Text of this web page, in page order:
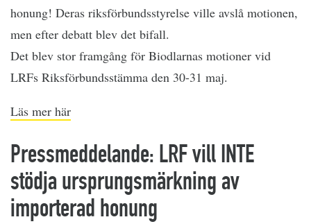
honung! Deras riksförbundsstyrelse ville avslå motionen,
men efter debatt blev det bifall.
Det blev stor framgång för Biodlarnas motioner vid
LRFs Riksförbundsstämma den 30-31 maj.
Läs mer här
Pressmeddelande: LRF vill INTE
stödja ursprungsmärkning av
importerad honung